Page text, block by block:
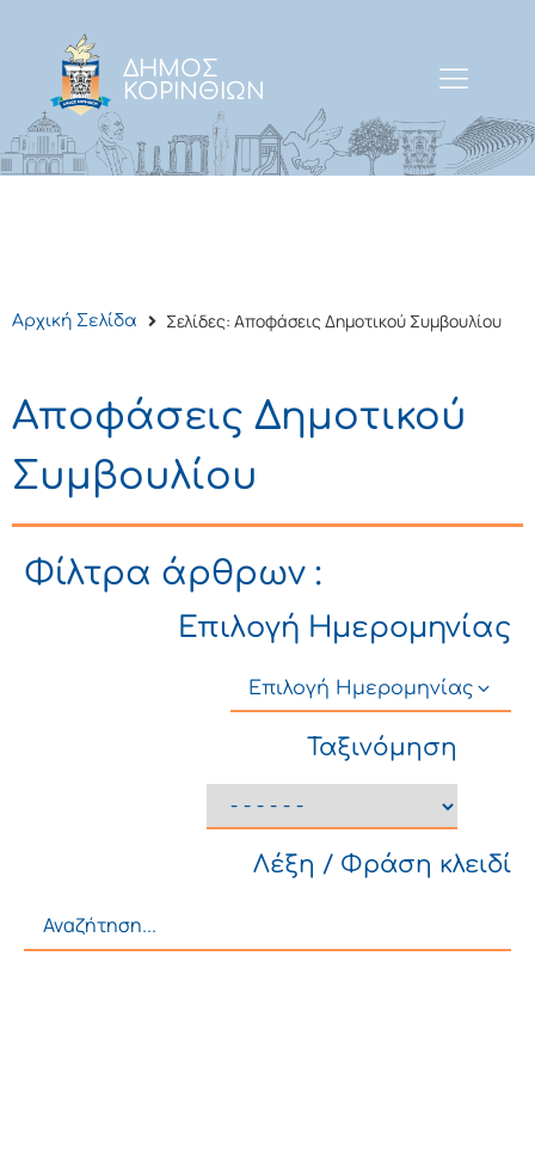
ΔΗΜΟΣ
ΚΟΡΙΝΘΙΩΝ
Αρχική Σελίδα Σελίδες: Αποφάσεις Δημοτικού Συμβουλίου
Αποφάσεις Δημοτικού
Συμβουλίου
Φίλτρα άρθρων :
Επιλογή Ημερομηνίας
Επιλογή Ημερομηνίας
Ταξινόμηση
Λέξη / Φράση κλειδί